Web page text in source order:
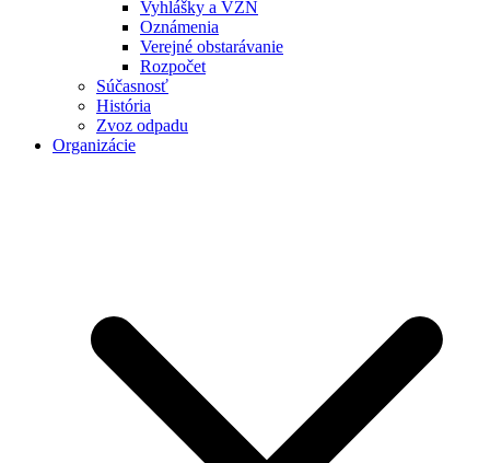
Vyhlášky a VZN
Oznámenia
Verejné obstarávanie
Rozpočet
Súčasnosť
História
Zvoz odpadu
Organizácie